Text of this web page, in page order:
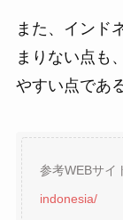
また、インド
まりない点も
やすい点であ
参考WEBサイ
indonesia/